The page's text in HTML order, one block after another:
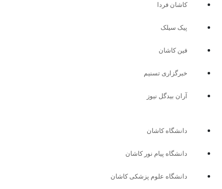
کاشان فردا
پیک سیلک
فین کاشان
خبرگزاری تسنیم
آران بیدگل نیوز
دانشگاه کاشان
دانشگاه پیام نور کاشان
دانشگاه علوم پزشکی کاشان